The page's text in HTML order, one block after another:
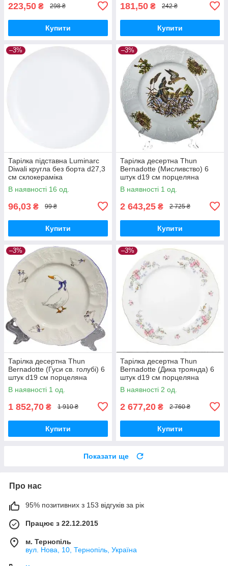
223,50 ₴ 298 ₴
Купити
181,50 ₴ 242 ₴
Купити
–3%
Тарілка підставна Luminarc
Diwali кругла без борта d27,3
см склокераміка
(7360D/3604N)
В наявності 16 од.
96,03 ₴ 99 ₴
Купити
–3%
Тарілка десертна Thun
Bernadotte (Мисливство) 6
штук d19 см порцеляна
(u001011)
В наявності 1 од.
2 643,25 ₴ 2 725 ₴
Купити
–3%
Тарілка десертна Thun
Bernadotte (Гуси св. голубі) 6
штук d19 см порцеляна
(5936B59)
В наявності 1 од.
1 852,70 ₴ 1 910 ₴
Купити
–3%
Тарілка десертна Thun
Bernadotte (Дика троянда) 6
штук d19 см порцеляна
(6468011)
В наявності 2 од.
2 677,20 ₴ 2 760 ₴
Купити
Показати ще
Про нас
95% позитивних з 153 відгуків за рік
Працює з 22.12.2015
м. Тернопіль
вул. Нова, 10, Тернопіль, Україна